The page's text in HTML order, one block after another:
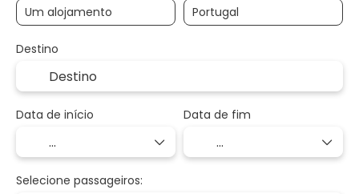
Destino
Data de início Data de fim
Selecione passageiros: